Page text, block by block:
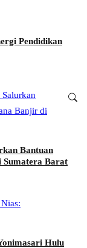
Pendidikan
Bantuan
Sumatera Barat
Hulu